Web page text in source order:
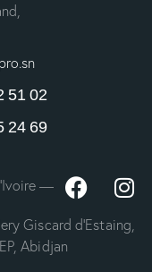
51 02
24 69
—
Giscard d’Estaing,
Abidjan